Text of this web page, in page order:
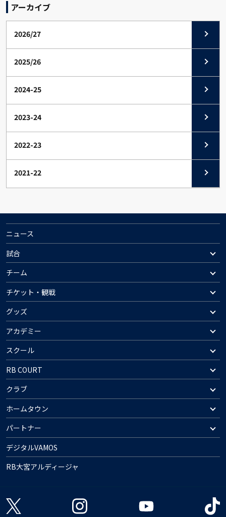
アーカイブ
2026/27
2025/26
2024-25
2023-24
2022-23
2021-22
ニュース
試合
チーム
チケット・観戦
グッズ
アカデミー
スクール
RB COURT
クラブ
ホームタウン
パートナー
デジタルVAMOS
RB大宮アルディージャ